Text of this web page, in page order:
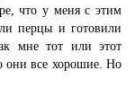
что у меня с этим
перцы и готовили
мне тот или этот
они все хорошие. Но